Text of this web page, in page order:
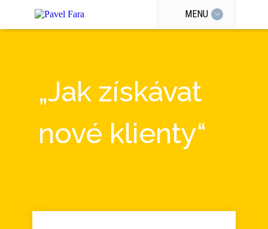
MENU
„Jak získávat
nové klienty“